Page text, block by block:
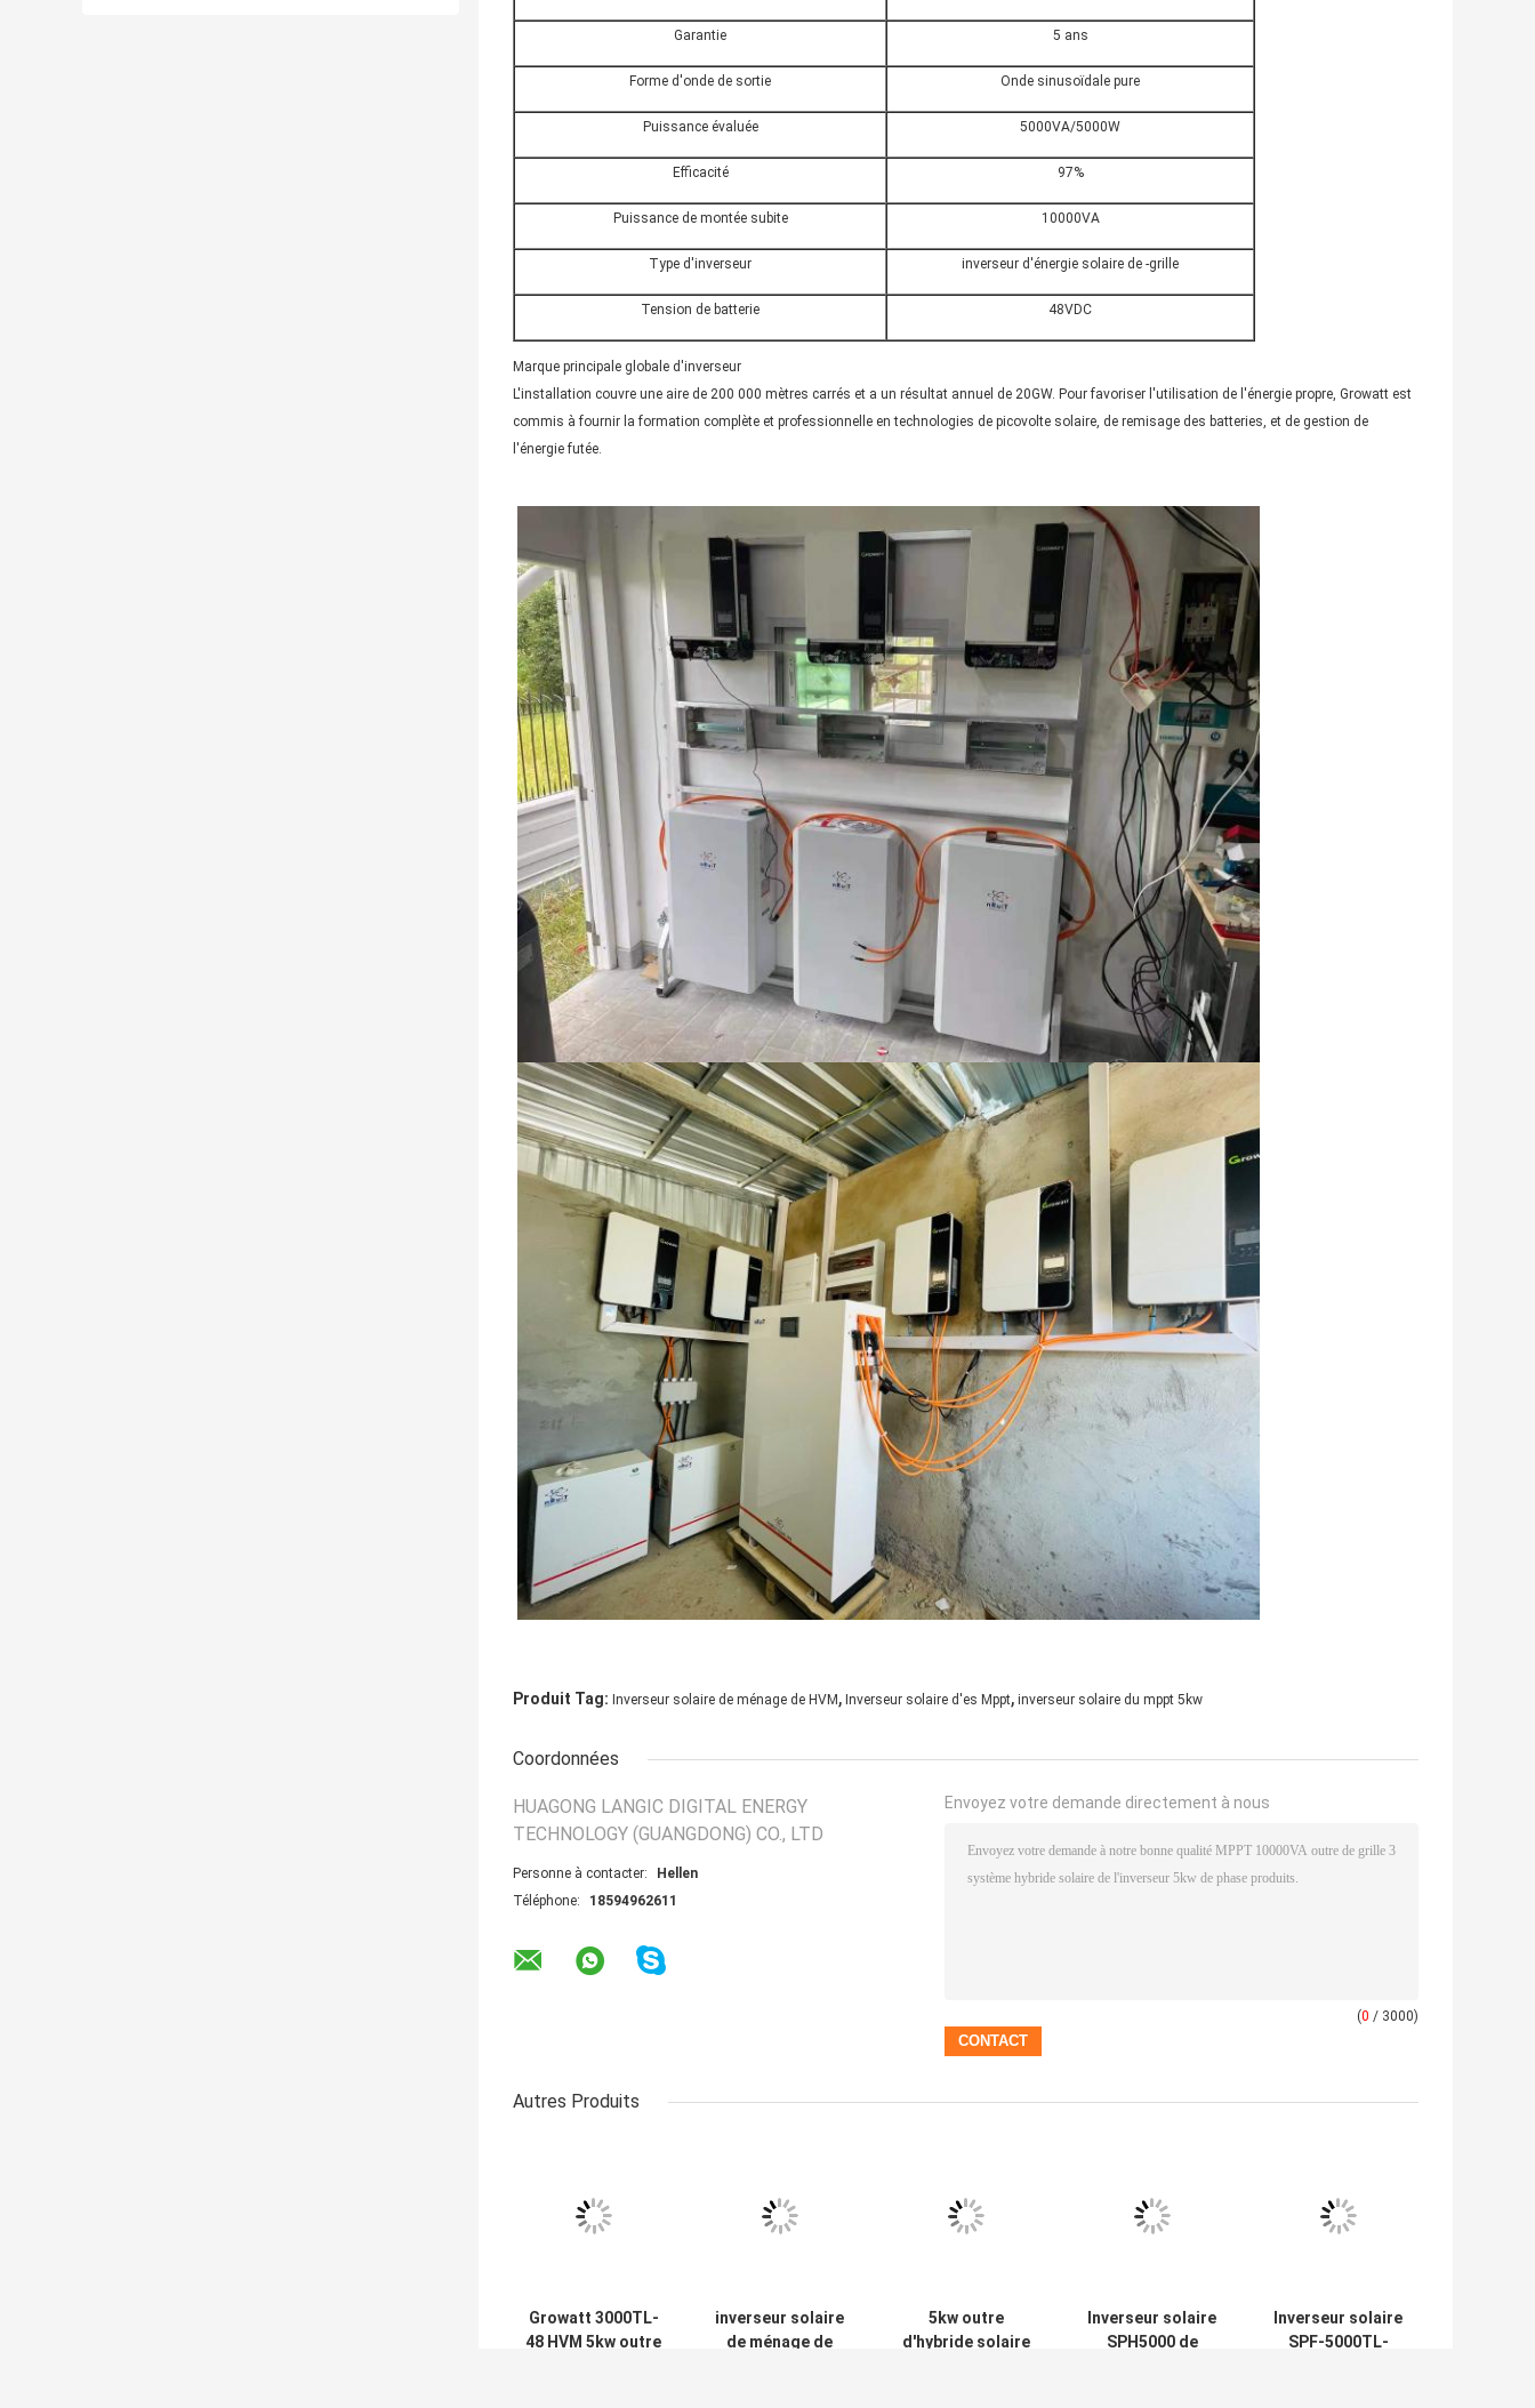
Garantie 5 ans
Forme d'onde de sortie Onde sinusoïdale pure
Puissance évaluée 5000VA/5000W
Efficacité 97%
Puissance de montée subite 10000VA
Type d'inverseur inverseur d'énergie solaire de -grille
Tension de batterie 48VDC
Marque principale globale d'inverseur
L'installation couvre une aire de 200 000 mètres carrés et a un résultat annuel de 20GW. Pour favoriser l'utilisation de l'énergie propre, Growatt est
commis à fournir la formation complète et professionnelle en technologies de picovolte solaire, de remisage des batteries, et de gestion de
l'énergie futée.